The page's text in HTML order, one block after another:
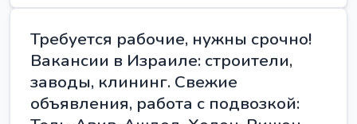
Требуется рабочие, нужны срочно!
Вакансии в Израиле: строители,
заводы, клининг. Свежие
объявления, работа с подвозкой: